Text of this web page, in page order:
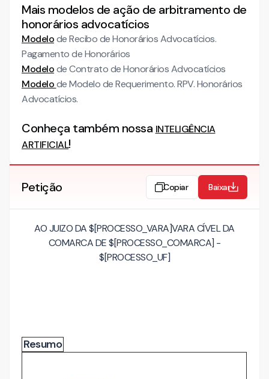
Mais modelos de ação de arbitramento de
honorários advocatícios
Modelode Recibo de Honorários Advocatícios.
Pagamento de Honorários
Modelode Contrato de Honorários Advocatícios
Modelode Modelo de Requerimento. RPV. Honorários
Advocatícios.
Conheça também nossa INTELIGÊNCIA
ARTIFICIAL!
Petição Copiar Baixar
AO JUIZO DA $[PROCESSO_VARA]VARA CÍVEL DA
COMARCA DE $[PROCESSO_COMARCA] -
$[PROCESSO_UF]
Resumo